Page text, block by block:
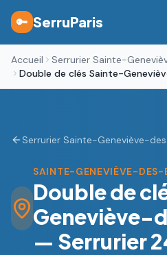
🔑 SerruParis
Accueil
Serrurier Sainte-
Double de clés Sainte-
Serrurier Sainte-Geneviève-
SAINTE-GENEVIÈVE-DES-
Double de
Geneviève-
— Serrurier